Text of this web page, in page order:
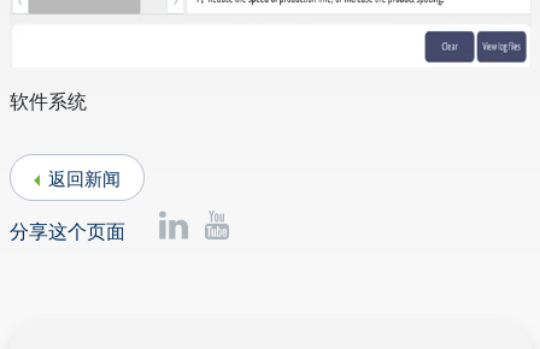
软件系统
返回新闻
分享这个页面